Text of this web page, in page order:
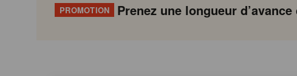
PROMOTION Prenez une longueur